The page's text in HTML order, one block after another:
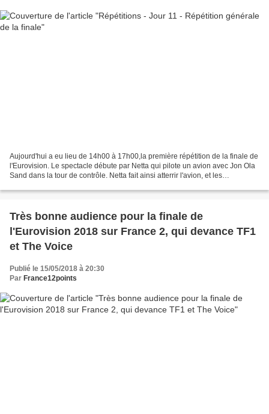
Aujourd'hui a eu lieu de 14h00 à 17h00,la première répétition de la finale de
l'Eurovision. Le spectacle débute par Netta qui pilote un avion avec Jon Ola
Sand dans la tour de contrôle. Netta fait ainsi atterrir l'avion, et les
Très bonne audience pour la finale de
l'Eurovision 2018 sur France 2, qui devance TF1
et The Voice
Publié le 15/05/2018 à 20:30
Par France12points